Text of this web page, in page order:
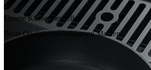
Unsere Küchenhersteller
Beste Qualität von bekannten Marken